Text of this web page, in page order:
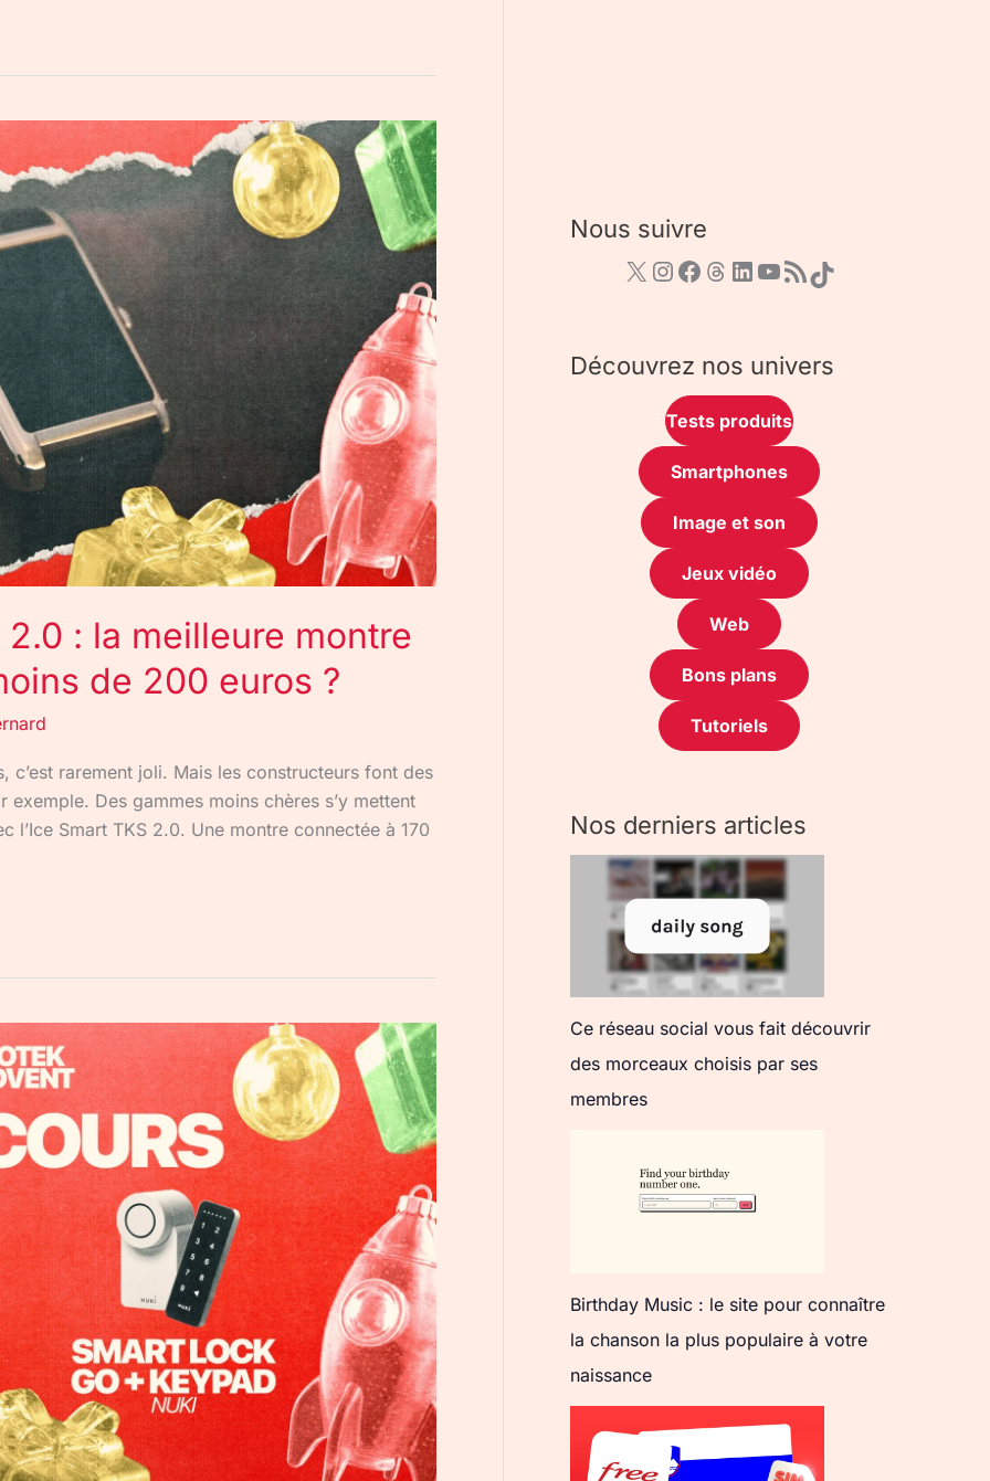
: la meilleure montre
de 200 euros ?
c’est rarement joli. Mais les constructeurs font des
Des gammes moins chères s’y mettent
l’Ice Smart TKS 2.0. Une montre connectée à 170
Nous suivre
Découvrez nos univers
Tests produits
Smartphones
Image et son
Jeux vidéo
Web
Bons plans
Tutoriels
Nos derniers articles
Ce réseau social vous fait découvrir
des morceaux choisis par ses
membres
Birthday Music : le site pour connaître
la chanson la plus populaire à votre
naissance